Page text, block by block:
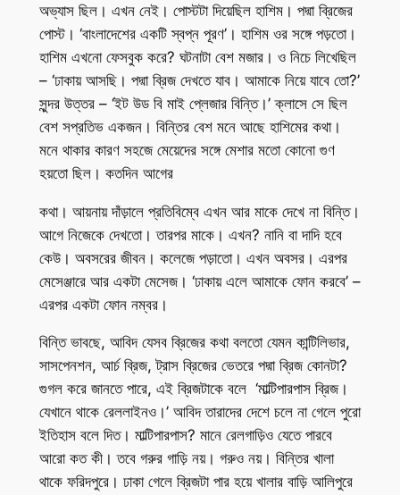
অভ্যাস ছিল। এখন নেই। পোস্টটা দিয়েছিল হাশিম। পদ্মা ব্রিজের
পোস্ট। ‘বাংলাদেশের একটি স্বপ্ন পূরণ’। হাশিম ওর সঙ্গে পড়তো।
হাশিম এখনো ফেসবুক করে? ঘটনাটা বেশ মজার। ও নিচে লিখেছিল
– ‘ঢাকায় আসছি। পদ্মা ব্রিজ দেখতে যাব। আমাকে নিয়ে যাবে তো?’
সুন্দর উত্তর – ‘ইট উড বি মাই প্লেজার বিন্তি।’ ক্লাসে সে ছিল
বেশ সপ্রতিভ একজন। বিন্তির বেশ মনে আছে হাশিমের কথা।
মনে থাকার কারণ সহজে মেয়েদের সঙ্গে মেশার মতো কোনো গুণ
হয়তো ছিল। কতদিন আগের
কথা। আয়নায় দাঁড়ালে প্রতিবিম্বে এখন আর মাকে দেখে না বিন্তি।
আগে নিজেকে দেখতো। তারপর মাকে। এখন? নানি বা দাদি হবে
কেউ। অবসরের জীবন। কলেজে পড়াতো। এখন অবসর। এরপর
মেসেঞ্জারে আর একটা মেসেজ। ‘ঢাকায় এলে আমাকে ফোন করবে’ –
এরপর একটা ফোন নম্বর।
বিন্তি ভাবছে, আবিদ যেসব ব্রিজের কথা বলতো যেমন কান্টিলিভার,
সাসপেনশন, আর্চ ব্রিজ, ট্রাস ব্রিজের ভেতরে পদ্মা ব্রিজ কোনটা?
গুগল করে জানতে পারে, এই ব্রিজটাকে বলে ‘মাল্টিপারপাস ব্রিজ।
যেখানে থাকে রেললাইনও।’ আবিদ তারাদের দেশে চলে না গেলে পুরো
ইতিহাস বলে দিত। মাল্টিপারপাস? মানে রেলগাড়িও যেতে পারবে
আরো কত কী। তবে গরুর গাড়ি নয়। গরুও নয়। বিন্তির খালা
থাকে ফরিদপুরে। ঢাকা গেলে ব্রিজটা পার হয়ে খালার বাড়ি আলিপুরে